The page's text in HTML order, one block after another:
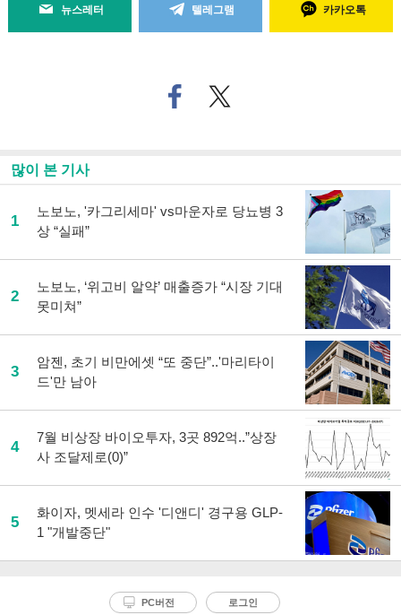
뉴스레터 텔레그램 카카오톡
페
이
기
사
공
트위
터로
많이 본 기사
1
노보노, '카그리세마' vs마운자로 당뇨병 3
상 “실패”
2
노보노, ‘위고비 알약’ 매출증가 “시장 기대
못미쳐”
3
암젠, 초기 비만에셋 “또 중단”..'마리타이
드'만 남아
4
7월 비상장 바이오투자, 3곳 892억..”상장
사 조달제로(0)”
5
화이자, 멧세라 인수 '디앤디' 경구용 GLP-
1 "개발중단"
PC버전 로그인